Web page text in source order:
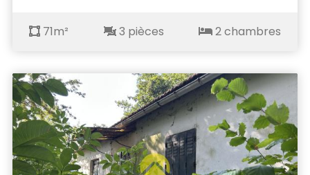
71m² 3 pièces 2 chambres